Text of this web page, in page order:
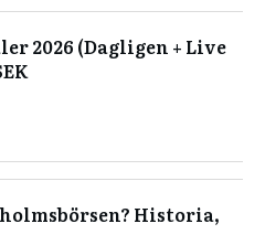
2026 (Dagligen + Live
Historia,